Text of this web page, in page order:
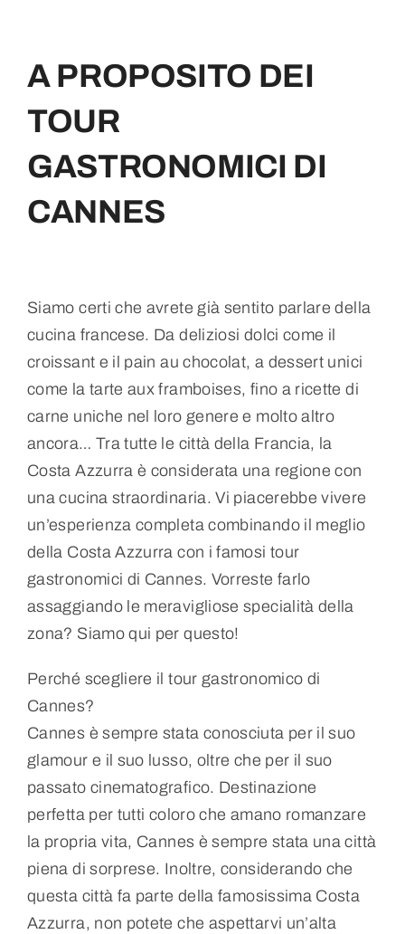
FAQ
CONTATTI
CHI SIAMO
A PROPOSITO DEI
TOUR
GASTRONOMICI DI
CANNES
Siamo certi che avrete già sentito parlare della
cucina francese. Da deliziosi dolci come il
croissant e il pain au chocolat, a dessert unici
come la tarte aux framboises, fino a ricette di
carne uniche nel loro genere e molto altro
ancora… Tra tutte le città della Francia, la
Costa Azzurra è considerata una regione con
una cucina straordinaria. Vi piacerebbe vivere
un’esperienza completa combinando il meglio
della Costa Azzurra con i famosi tour
gastronomici di Cannes. Vorreste farlo
assaggiando le meravigliose specialità della
zona? Siamo qui per questo!
Perché scegliere il tour gastronomico di
Cannes?
Cannes è sempre stata conosciuta per il suo
glamour e il suo lusso, oltre che per il suo
passato cinematografico. Destinazione
perfetta per tutti coloro che amano romanzare
la propria vita, Cannes è sempre stata una città
piena di sorprese. Inoltre, considerando che
questa città fa parte della famosissima Costa
Azzurra, non potete che aspettarvi un’alta